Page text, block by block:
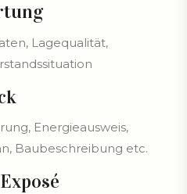
Lagequalität,
Energieausweis,
Baubeschreibung etc.